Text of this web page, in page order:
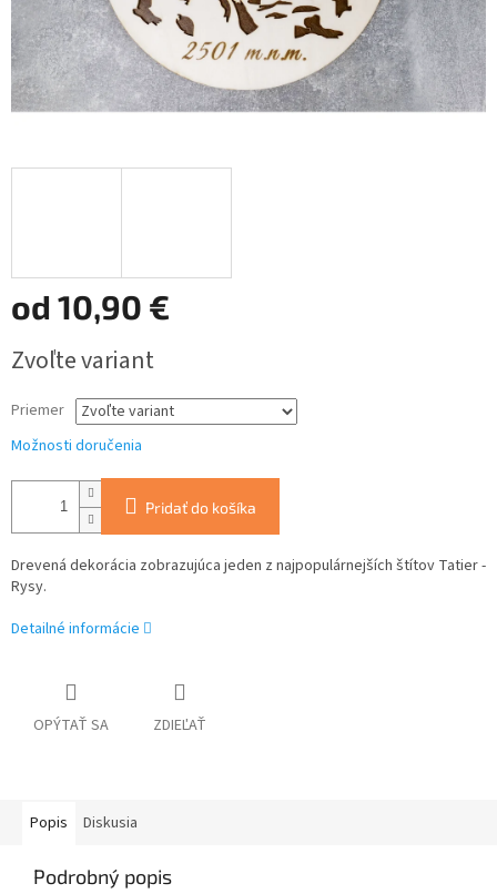
od 10,90 €
cena:
Zvoľte variant
Priemer
Možnosti doručenia
Pridať do košíka
Drevená dekorácia zobrazujúca jeden z najpopulárnejších štítov Tatier -
Rysy.
Detailné informácie
OPÝTAŤ SA ZDIEĽAŤ
Popis Diskusia
Podrobný popis